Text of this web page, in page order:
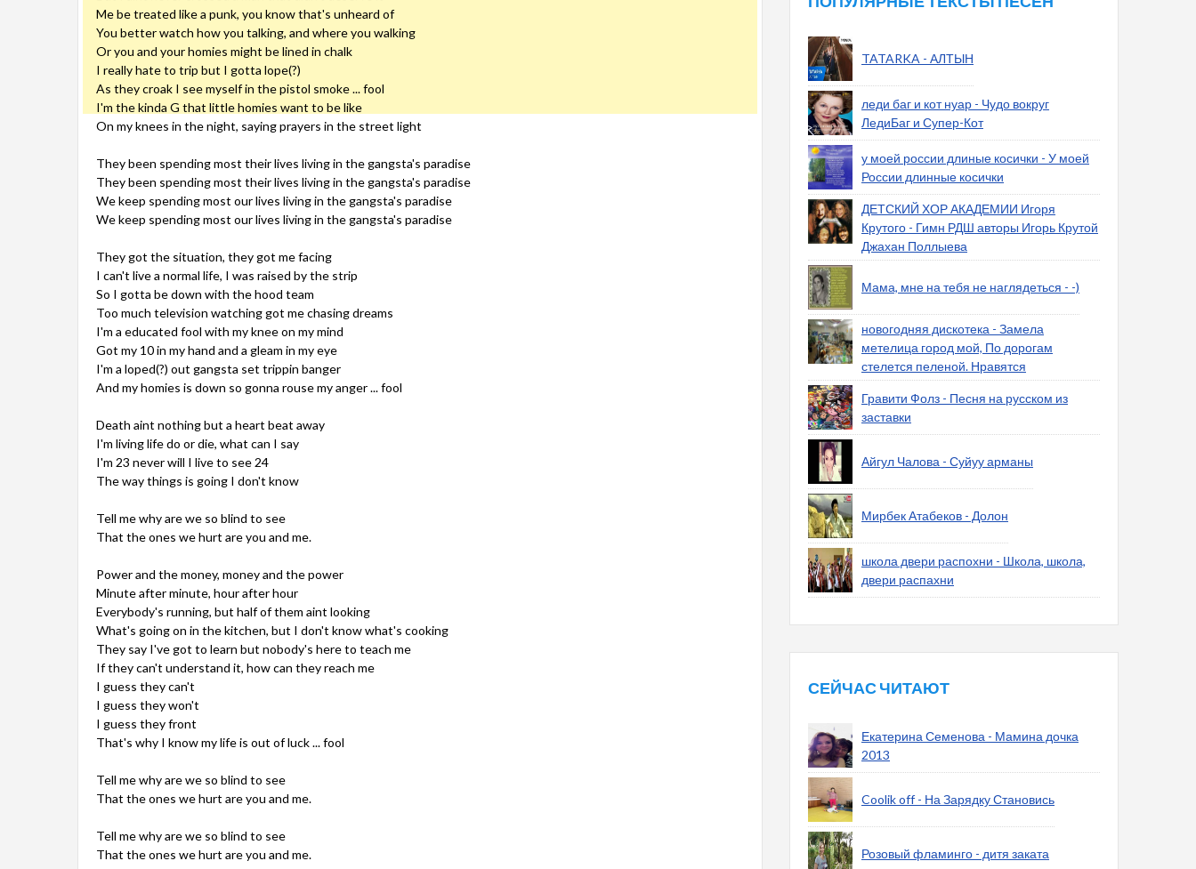
Me be treated like a punk, you know that's unheard of
You better watch how you talking, and where you walking
Or you and your homies might be lined in chalk
I really hate to trip but I gotta lope(?)
As they croak I see myself in the pistol smoke ... fool
I'm the kinda G that little homies want to be like
On my knees in the night, saying prayers in the street light
They been spending most their lives living in the gangsta's paradise
They been spending most their lives living in the gangsta's paradise
We keep spending most our lives living in the gangsta's paradise
We keep spending most our lives living in the gangsta's paradise
They got the situation, they got me facing
I can't live a normal life, I was raised by the strip
So I gotta be down with the hood team
Too much television watching got me chasing dreams
I'm a educated fool with my knee on my mind
Got my 10 in my hand and a gleam in my eye
I'm a loped(?) out gangsta set trippin banger
And my homies is down so gonna rouse my anger ... fool
Death aint nothing but a heart beat away
I'm living life do or die, what can I say
I'm 23 never will I live to see 24
The way things is going I don't know
Tell me why are we so blind to see
That the ones we hurt are you and me.
Power and the money, money and the power
Minute after minute, hour after hour
Everybody's running, but half of them aint looking
What's going on in the kitchen, but I don't know what's cooking
They say I've got to learn but nobody's here to teach me
If they can't understand it, how can they reach me
I guess they can't
I guess they won't
I guess they front
That's why I know my life is out of luck ... fool
Tell me why are we so blind to see
That the ones we hurt are you and me.
Tell me why are we so blind to see
That the ones we hurt are you and me.
TATARKA - АЛТЫН
леди баг и кот нуар - Чудо вокруг
ЛедиБаг и Супер-Кот
у моей россии длиные косички - У моей
России длинные косички
ДЕТСКИЙ ХОР АКАДЕМИИ Игоря
Крутого - Гимн РДШ авторы Игорь Крутой
Джахан Поллыева
Мама, мне на тебя не наглядеться - -)
новогодняя дискотека - Замела
метелица город мой, По дорогам
стелется пеленой. Нравятся
Гравити Фолз - Песня на русском из
заставки
Айгул Чалова - Суйуу арманы
Мирбек Атабеков - Долон
школа двери распохни - Школа, школа,
двери распахни
СЕЙЧАС ЧИТАЮТ
Екатерина Семенова - Мамина дочка
2013
Coolik off - На Зарядку Становись
Розовый фламинго - дитя заката